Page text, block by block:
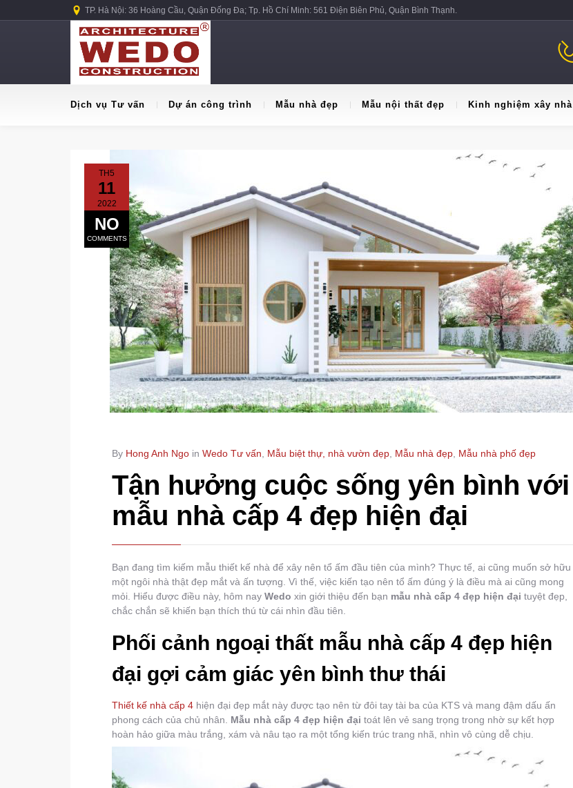
TP. Hà Nội: 36 Hoàng Cầu, Quận Đống Đa; Tp. Hồ Chí Minh: 561 Điện Biên Phủ, Quận Bình Thạnh.
Dịch vụ Tư vấn Dự án công trình Mẫu nhà đẹp Mẫu nội thất đẹp Kinh nghiệm xây nhà
TH5
11
2022
NO
COMMENTS
By Hong Anh Ngo in Wedo Tư vấn Mẫu biệt thự, nhà vườn đẹp Mẫu nhà đẹp Mẫu nhà phố đẹp
Tận hưởng cuộc sống yên bình với
mẫu nhà cấp 4 đẹp hiện đại
Bạn đang tìm kiếm mẫu thiết kế nhà để xây nên tổ ấm đầu tiên của mình? Thực tế, ai cũng muốn sở hữu
một ngôi nhà thật đẹp mắt và ấn tượng. Vì thế, việc kiến tạo nên tổ ấm đúng ý là điều mà ai cũng mong
mỏi. Hiểu được điều này, hôm nay Wedo xin giới thiệu đến bạn mẫu nhà cấp 4 đẹp hiện đại tuyệt đẹp,
chắc chắn sẽ khiến bạn thích thú từ cái nhìn đầu tiên.
Phối cảnh ngoại thất mẫu nhà cấp 4 đẹp hiện
đại gợi cảm giác yên bình thư thái
Thiết kế nhà cấp 4 hiện đại đẹp mắt này được tạo nên từ đôi tay tài ba của KTS và mang đậm dấu ấn
phong cách của chủ nhân. Mẫu nhà cấp 4 đẹp hiện đại toát lên vẻ sang trọng trong nhờ sự kết hợp
hoàn hảo giữa màu trắng, xám và nâu tạo ra một tổng kiến trúc trang nhã, nhìn vô cùng dễ chịu.